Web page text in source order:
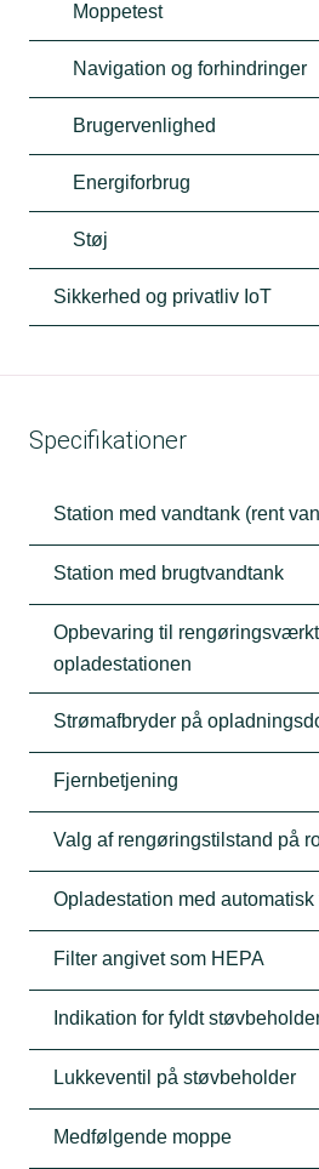
Moppetest
Navigation og forhindringer
Brugervenlighed
Energiforbrug
Støj
Sikkerhed og privatliv IoT
Specifikationer
Station med vandtank (rent
Station med brugtvandtank
Opbevaring til
opladestationen
Strømafbryder på
Fjernbetjening
Valg af rengøringstilstand på
Opladestation med
Filter angivet som HEPA
Indikation for fyldt
Lukkeventil på støvbeholder
Medfølgende moppe